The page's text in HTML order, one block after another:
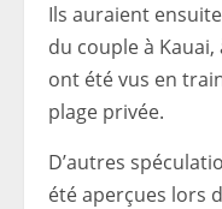
Ils auraient
du couple à
ont été vus en
plage privée.
D’autres
été aperçues lors